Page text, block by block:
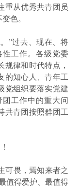
重从优秀共青团员
色。
”过去、现在、将
工作。各级党委
规律和时代特点，
的知心人、青年工
党组织要落实党建
工作中的重大问
共青团按照群团工
可畏，焉知来者之
值得爱护、最值得